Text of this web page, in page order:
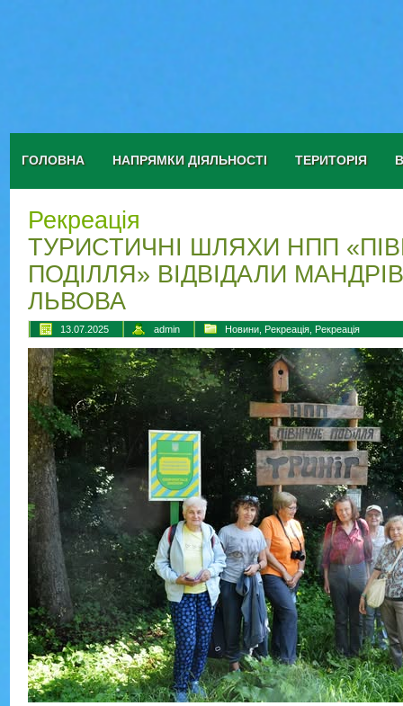
ГОЛОВНА НАПРЯМКИ ДІЯЛЬНОСТІ ТЕРИТОРІЯ
Рекреація
ТУРИСТИЧНІ ШЛЯХИ НПП
ПОДІЛЛЯ» ВІДВІДАЛИ
ЛЬВОВА
13.07.2025 admin Новини Рекреація Рекреація